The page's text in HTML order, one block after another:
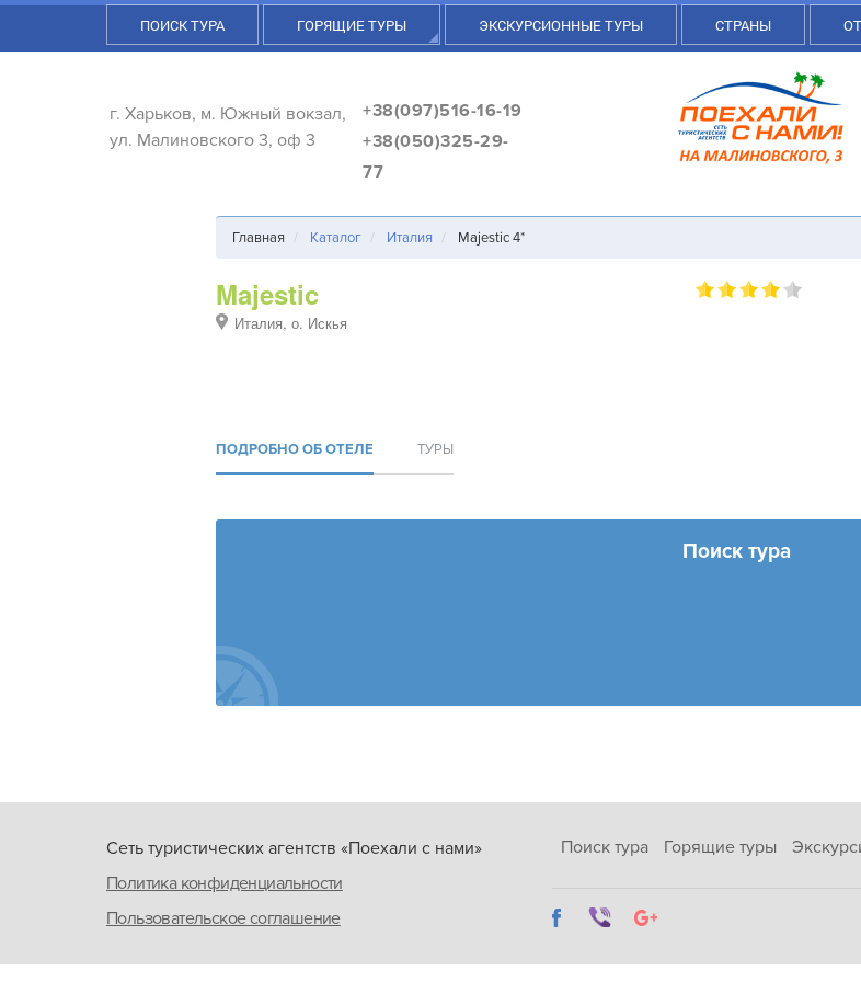
ПОИСК ТУРА ГОРЯЩИЕ ТУРЫ ЭКСКУРСИОННЫЕ ТУРЫ СТРАНЫ
г. Харьков, м. Южный вокзал,
ул. Малиновского 3, оф 3
+38(097)516-16-19
+38(050)325-29-
77
Главная Каталог Италия Majestic 4*
Majestic
Италия, о. Искья
ПОДРОБНО ОБ ОТЕЛЕ ТУРЫ
Поиск тура
Сеть туристических агентств «Поехали с нами»
Политика конфиденциальности
Пользовательское соглашение
Поиск тура Горящие туры